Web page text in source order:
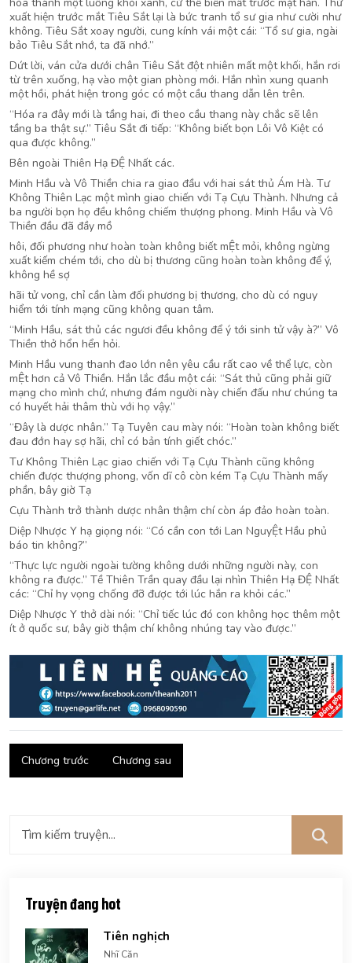
xuất hiện trước mắt Tiêu Sắt lại là bức tranh tổ sư gia như cười như
không. Tiêu Sắt xoay người, cung kính vái một cái: “Tổ sư gia, ngài
bảo Tiêu Sắt nhớ, ta đã nhớ.”
Dứt lời, ván cửa dưới chân Tiêu Sắt đột nhiên mất một khối, hắn rơi
từ trên xuống, hạ vào một gian phòng mới. Hắn nhìn xung quanh
một hồi, phát hiện trong góc có một cầu thang dẫn lên trên.
“Hóa ra đây mới là tầng hai, đi theo cầu thang này chắc sẽ lên
tầng ba thật sự.” Tiêu Sắt đi tiếp: “Không biết bọn Lôi Vô Kiệt có
qua được không.”
Bên ngoài Thiên Hạ ĐỆ Nhất các.
Minh Hầu và Vô Thiền chia ra giao đầu với hai sát thủ Ám Hà. Tư
Không Thiên Lạc một mình giao chiến với Tạ Cựu Thành. Nhưng cả
ba người bọn họ đều không chiếm thượng phong. Minh Hầu và Vô
Thiền đầu đã đầy mồ
hôi, đối phương như hoàn toàn không biết mỆt mỏi, không ngừng
xuất kiếm chém tới, cho dù bị thương cũng hoàn toàn không để ý,
không hề sợ
hãi tử vong, chỉ cần làm đối phương bị thương, cho dù có nguy
hiểm tới tính mạng cũng không quan tâm.
“Minh Hầu, sát thủ các ngươi đều không để ý tới sinh tử vậy à?” Vô
Thiền thở hổn hển hỏi.
Minh Hầu vung thanh đao lớn nên yêu cầu rất cao về thể lực, còn
mỆt hơn cả Vô Thiền. Hắn lắc đầu một cái: “Sát thủ cũng phải giữ
mạng cho mình chứ, nhưng đám người này chiến đấu như chúng ta
có huyết hải thâm thù với họ vậy.”
“Đây là dược nhân.” Tạ Tuyên cau mày nói: “Hoàn toàn không biết
đau đớn hay sợ hãi, chỉ có bản tính giết chóc.”
Tư Không Thiên Lạc giao chiến với Tạ Cựu Thành cũng không
chiến được thượng phong, vốn dĩ cô còn kém Tạ Cựu Thành mấy
phần, bây giờ Tạ
Cựu Thành trở thành dược nhân thậm chí còn áp đảo hoàn toàn.
Diệp Nhược Y hạ giọng nói: “Có cần con tới Lan NguyỆt Hầu phủ
báo tin không?”
“Thực lực người ngoài tường không dưới những người này, con
không ra được.” Tề Thiên Trần quay đầu lại nhìn Thiên Hạ ĐỆ Nhất
các: “Chỉ hy vọng chống đỡ được tới lúc hắn ra khỏi các.”
Diệp Nhược Y thở dài nói: “Chỉ tiếc lúc đó con không học thêm một
ít ở quốc sư, bây giờ thậm chí không nhúng tay vào được.”
Chương trước Chương sau
Truyện đang hot
Tiên nghịch
Nhĩ Căn